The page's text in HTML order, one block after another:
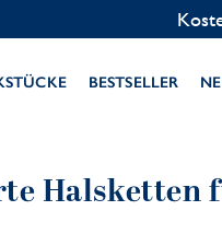
BESTSELLER
Halsketten